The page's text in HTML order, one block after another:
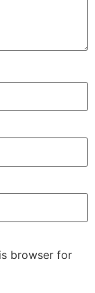
browser for